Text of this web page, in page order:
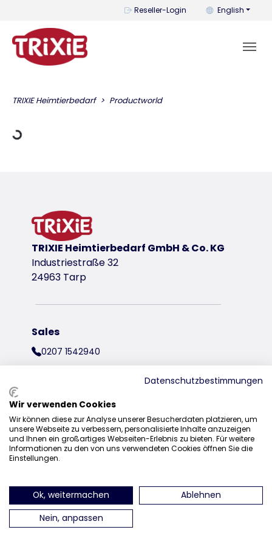
Reseller-Login You can
English
TRIXIE Heimtierbedarf Productworld
Data
TRIXIE Heimtierbedarf GmbH & Co. KG
Industriestraße 32
24963 Tarp
Sales
0207 1542940
find us on Instagram
find us on Facebook
find us on Pinterest
find us on
Datenschutzbestimmungen
Wir verwenden Cookies
Wir können diese zur Analyse unserer Besucherdaten platzieren, um
unsere Webseite zu verbessern, personalisierte Inhalte anzuzeigen
und Ihnen ein großartiges Webseiten-Erlebnis zu bieten. Für weitere
Informationen zu den von uns verwendeten Cookies öffnen Sie die
Einstellungen.
Ok, weitermachen
Ablehnen
Nein, anpassen